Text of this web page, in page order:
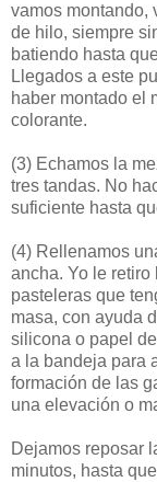
vamos montando,
de hilo, siempre
batiendo hasta
Llegados a este
haber montado el
colorante.
(3) Echamos la
tres tandas. No
suficiente hasta
(4) Rellenamos
ancha. Yo le
pasteleras que
masa, con ayuda
silicona o papel
a la bandeja para
formación de las
una elevación o
Dejamos reposar
minutos, hasta